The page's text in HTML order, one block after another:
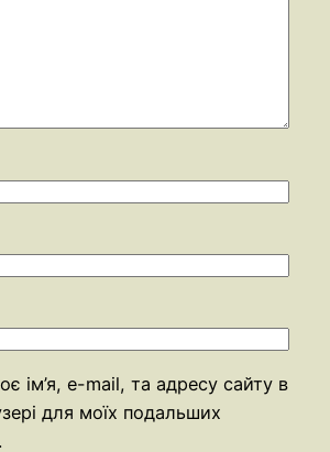
ім’я, e-mail, та адресу сайту в
для моїх подальших